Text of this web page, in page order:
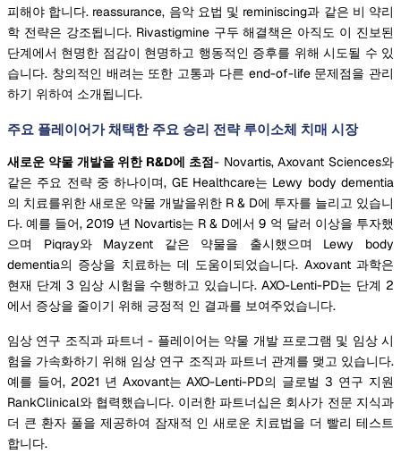
피해야 합니다. reassurance, 음악 요법 및 reminiscing과 같은 비 약리
학 전략은 강조됩니다. Rivastigmine 구두 해결책은 아직도 이 진보된
단계에서 현명한 점감이 현명하고 행동적인 증후를 위해 시도될 수 있
습니다. 창의적인 배려는 또한 고통과 다른 end-of-life 문제점을 관리
하기 위하여 소개됩니다.
주요 플레이어가 채택한 주요 승리 전략 루이소체 치매 시장
새로운 약물 개발을 위한 R&D에 초점- Novartis, Axovant Sciences와
같은 주요 전략 중 하나이며, GE Healthcare는 Lewy body dementia
의 치료를위한 새로운 약물 개발을위한 R & D에 투자를 늘리고 있습니
다. 예를 들어, 2019 년 Novartis는 R & D에서 9 억 달러 이상을 투자했
으며 Piqray와 Mayzent 같은 약물을 출시했으며 Lewy body
dementia의 증상을 치료하는 데 도움이되었습니다. Axovant 과학은
현재 단계 3 임상 시험을 수행하고 있습니다. AXO-Lenti-PD는 단계 2
에서 증상을 줄이기 위해 긍정적 인 결과를 보여주었습니다.
임상 연구 조직과 파트너 - 플레이어는 약물 개발 프로그램 및 임상 시
험을 가속화하기 위해 임상 연구 조직과 파트너 관계를 맺고 있습니다.
예를 들어, 2021 년 Axovant는 AXO-Lenti-PD의 글로벌 3 연구 지원
RankClinical와 협력했습니다. 이러한 파트너십은 회사가 전문 지식과
더 큰 환자 풀을 제공하여 잠재적 인 새로운 치료법을 더 빨리 테스트
합니다.